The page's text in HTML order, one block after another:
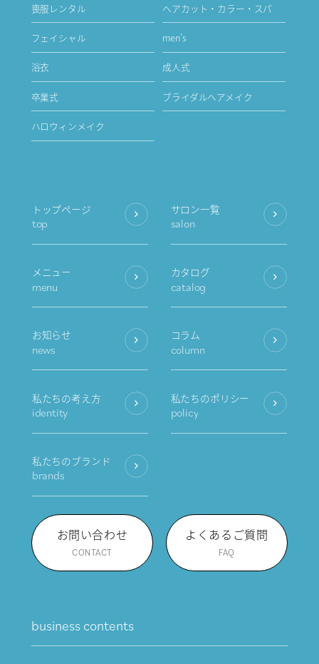
喪服レンタル ヘアカット・カラー・スパ
フェイシャル men's
浴衣 成人式
卒業式 ブライダルヘアメイク
ハロウィンメイク
トップページ
top
サロン一覧
salon
メニュー
menu
カタログ
catalog
お知らせ
news
コラム
column
私たちの考え方
identity
私たちのポリシー
policy
私たちのブランド
brands
お問い合わせ
CONTACT
よくあるご質問
FAQ
business contents